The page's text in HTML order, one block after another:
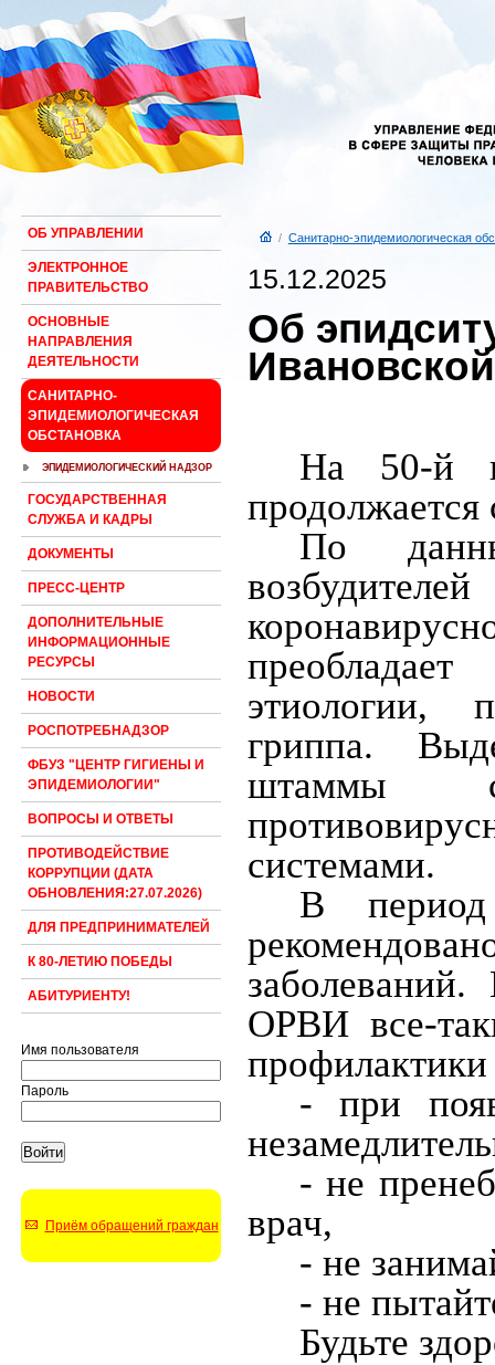
ОБ УПРАВЛЕНИИ
ЭЛЕКТРОННОЕ
ПРАВИТЕЛЬСТВО
ОСНОВНЫЕ
НАПРАВЛЕНИЯ
ДЕЯТЕЛЬНОСТИ
САНИТАРНО-
ЭПИДЕМИОЛОГИЧЕСКАЯ
ОБСТАНОВКА
ЭПИДЕМИОЛОГИЧЕСКИЙ НАДЗОР
ГОСУДАРСТВЕННАЯ
СЛУЖБА И КАДРЫ
ДОКУМЕНТЫ
ПРЕСС-ЦЕНТР
ДОПОЛНИТЕЛЬНЫЕ
ИНФОРМАЦИОННЫЕ
РЕСУРСЫ
НОВОСТИ
РОСПОТРЕБНАДЗОР
ФБУЗ "ЦЕНТР ГИГИЕНЫ И
ЭПИДЕМИОЛОГИИ"
ВОПРОСЫ И ОТВЕТЫ
ПРОТИВОДЕЙСТВИЕ
КОРРУПЦИИ (ДАТА
ОБНОВЛЕНИЯ:27.07.2026)
ДЛЯ ПРЕДПРИНИМАТЕЛЕЙ
К 80-ЛЕТИЮ ПОБЕДЫ
АБИТУРИЕНТУ!
Имя пользователя
Пароль
Приём обращений граждан
/ Санитарно-эпидемиологическая
15.12.2025
Об
На 50-й
По
этиологии,
гриппа.
штаммы
системами.
В период
ОРВИ все-
- при
- не
врач,
- не
- не
Будьте